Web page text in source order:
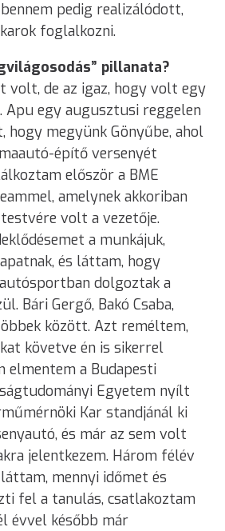
pedig realizálódott,
foglalkozni.
pillanata?
volt, de az igaz, hogy volt egy
Apu egy augusztusi reggelen
megyünk Gönyűbe, ahol
építő versenyét
először a BME
amelynek akkoriban
volt a vezetője.
a munkájuk,
és láttam, hogy
dolgoztak a
Bári Gergő, Bakó Csaba,
között. Azt reméltem,
követve én is sikerrel
elmentem a Budapesti
Egyetem nyílt
Kar standjánál ki
és már az sem volt
jelentkezem. Három félév
mennyi időmet és
fel a tanulás, csatlakoztam
évvel később már